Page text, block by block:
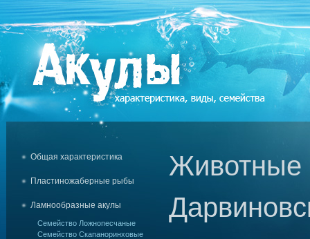
Общая характеристика
Пластиножаберные рыбы
Ламнообразные акулы
Семейство Ложнопесчаные
Семейство Скапаноринховые